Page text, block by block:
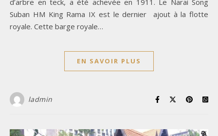
Suban HM King Rama IX est le dernier ajout à la flotte
royale. Cette barge royale…
EN SAVOIR PLUS
ladmin